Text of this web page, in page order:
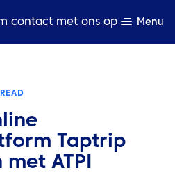
contact met ons op Menu
Taptrip
ATPI